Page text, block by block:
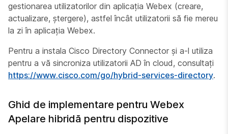
gestionarea utilizatorilor din aplicația Webex (creare,
actualizare, ștergere), astfel încât utilizatorii să fie mereu
la zi în aplicația Webex.
Pentru a instala Cisco Directory Connector și a-l utiliza
pentru a vă sincroniza utilizatorii AD în cloud, consultați
https://www.cisco.com/go/hybrid-services-directory.
Ghid de implementare pentru Webex
Apelare hibridă pentru dispozitive